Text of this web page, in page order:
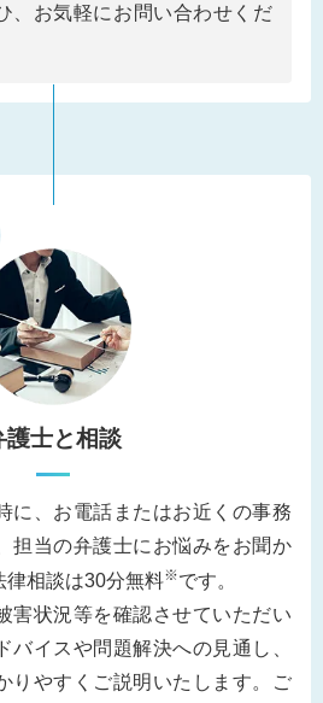
、お気軽にお問い合わせくだ
護士と相談
に、お電話またはお近くの事務
担当の弁護士にお悩みをお聞か
律相談は30分無料※です。
害状況等を確認させていただい
バイスや問題解決への見通し、
りやすくご説明いたします。ご